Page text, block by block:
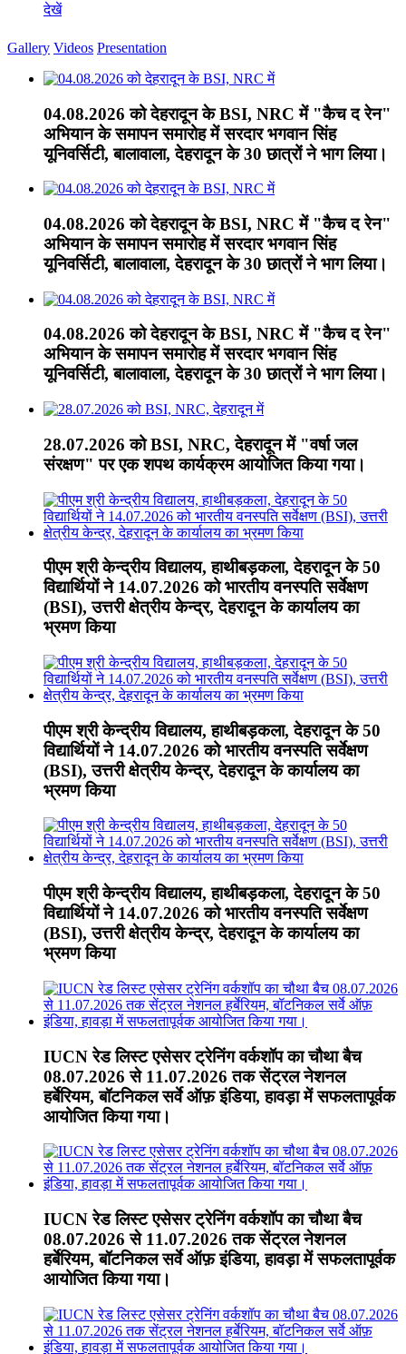
देखें
Gallery Videos Presentation
04.08.2026 को देहरादून के BSI, NRC में "कैच द रेन"
अभियान के समापन समारोह में सरदार भगवान सिंह
यूनिवर्सिटी, बालावाला, देहरादून के 30 छात्रों ने भाग लिया।
04.08.2026 को देहरादून के BSI, NRC में "कैच द रेन"
अभियान के समापन समारोह में सरदार भगवान सिंह
यूनिवर्सिटी, बालावाला, देहरादून के 30 छात्रों ने भाग लिया।
04.08.2026 को देहरादून के BSI, NRC में "कैच द रेन"
अभियान के समापन समारोह में सरदार भगवान सिंह
यूनिवर्सिटी, बालावाला, देहरादून के 30 छात्रों ने भाग लिया।
28.07.2026 को BSI, NRC, देहरादून में "वर्षा जल
संरक्षण" पर एक शपथ कार्यक्रम आयोजित किया गया।
पीएम श्री केन्द्रीय विद्यालय, हाथीबड़कला, देहरादून के 50
विद्यार्थियों ने 14.07.2026 को भारतीय वनस्पति सर्वेक्षण
(BSI), उत्तरी क्षेत्रीय केन्द्र, देहरादून के कार्यालय का
भ्रमण किया
पीएम श्री केन्द्रीय विद्यालय, हाथीबड़कला, देहरादून के 50
विद्यार्थियों ने 14.07.2026 को भारतीय वनस्पति सर्वेक्षण
(BSI), उत्तरी क्षेत्रीय केन्द्र, देहरादून के कार्यालय का
भ्रमण किया
पीएम श्री केन्द्रीय विद्यालय, हाथीबड़कला, देहरादून के 50
विद्यार्थियों ने 14.07.2026 को भारतीय वनस्पति सर्वेक्षण
(BSI), उत्तरी क्षेत्रीय केन्द्र, देहरादून के कार्यालय का
भ्रमण किया
IUCN रेड लिस्ट एसेसर ट्रेनिंग वर्कशॉप का चौथा बैच
08.07.2026 से 11.07.2026 तक सेंट्रल नेशनल
हर्बेरियम, बॉटनिकल सर्वे ऑफ़ इंडिया, हावड़ा में सफलतापूर्वक
आयोजित किया गया।
IUCN रेड लिस्ट एसेसर ट्रेनिंग वर्कशॉप का चौथा बैच
08.07.2026 से 11.07.2026 तक सेंट्रल नेशनल
हर्बेरियम, बॉटनिकल सर्वे ऑफ़ इंडिया, हावड़ा में सफलतापूर्वक
आयोजित किया गया।